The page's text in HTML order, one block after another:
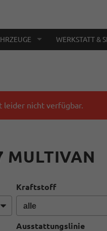
WERKSTATT &
leider nicht verfügbar.
MULTIVAN
Kraftstoff
Ausstattungslinie